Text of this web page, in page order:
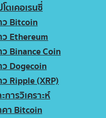
ตเคอเรนซี่
ว Bitcoin
ว Ethereum
Binance Coin
ว Dogecoin
Ripple (XRP)
การวิเคราะห์
คา Bitcoin